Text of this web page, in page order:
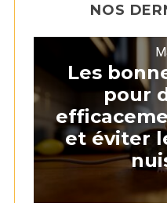
NOS
Les
pour
et éviter